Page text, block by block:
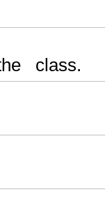
class.